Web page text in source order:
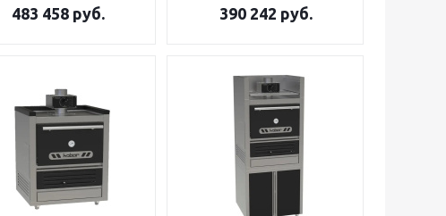
483 458 руб. 390 242 руб.